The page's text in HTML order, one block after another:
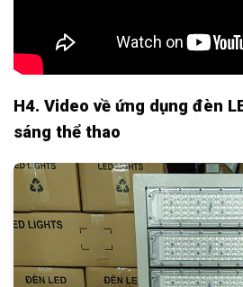
H4. Video về ứng dụng đèn
sáng thể thao